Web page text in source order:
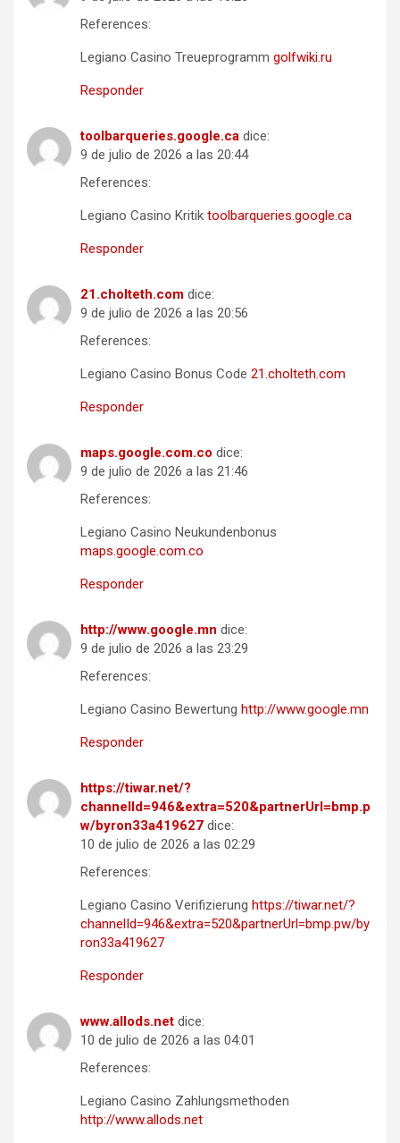
References:
Legiano Casino Treueprogramm golfwiki.ru
Responder
toolbarqueries.google.ca dice:
9 de julio de 2026 a las 20:44
References:
Legiano Casino Kritik toolbarqueries.google.ca
Responder
21.cholteth.com dice:
9 de julio de 2026 a las 20:56
References:
Legiano Casino Bonus Code 21.cholteth.com
Responder
maps.google.com.co dice:
9 de julio de 2026 a las 21:46
References:
Legiano Casino Neukundenbonus
maps.google.com.co
Responder
http://www.google.mn dice:
9 de julio de 2026 a las 23:29
References:
Legiano Casino Bewertung http://www.google.mn
Responder
https://tiwar.net/?
channelId=946&extra=520&partnerUrl=bmp.p
w/byron33a419627 dice:
10 de julio de 2026 a las 02:29
References:
Legiano Casino Verifizierung https://tiwar.net/?
channelId=946&extra=520&partnerUrl=bmp.pw/by
ron33a419627
Responder
www.allods.net dice:
10 de julio de 2026 a las 04:01
References:
Legiano Casino Zahlungsmethoden
http://www.allods.net